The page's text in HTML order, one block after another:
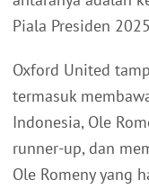
Piala Presiden
Oxford United
termasuk
Indonesia, Ole
runner-up, dan
Ole Romeny yang